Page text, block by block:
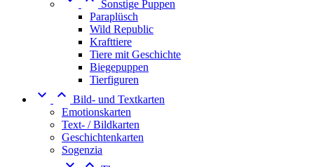
Sonstige Puppen
Paraplüsch
Wild Republic
Krafttiere
Tiere mit Geschichte
Biegepuppen
Tierfiguren
  Bild- und Textkarten
Emotionskarten
Text- / Bildkarten
Geschichtenkarten
Sogenzia